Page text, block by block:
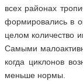
всех районах
формировались в
целом количество
Самыми
когда циклонов
меньше нормы.